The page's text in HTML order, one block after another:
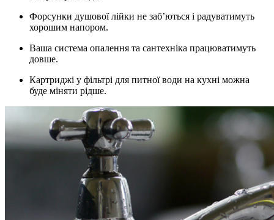
Форсунки душової лійки не заб’ються і радуватимуть
хорошим напором.
Ваша система опалення та сантехніка працюватимуть
довше.
Картриджі у фільтрі для питної води на кухні можна
буде міняти рідше.